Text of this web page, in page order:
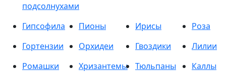
подсолнухами
Гипсофила Пионы Ирисы
Роза
Гортензии
Орхидеи Гвоздики
Лилии
Ромашки
Хризантемы Тюльпаны
Каллы